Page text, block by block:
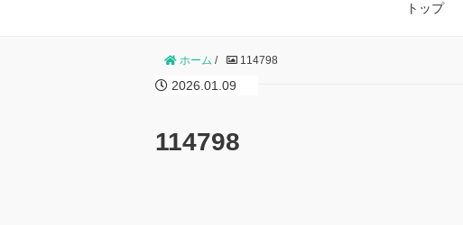
トップ
ホーム / 114798
2026.01.09
114798